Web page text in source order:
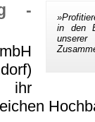
in den
-
ihr